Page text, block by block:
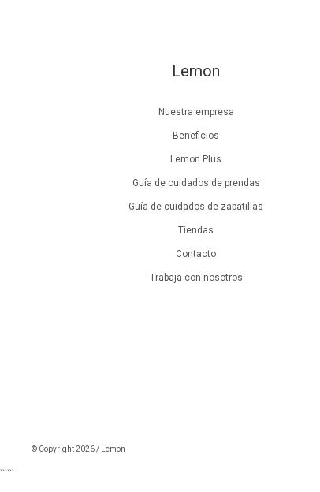
Lemon
Nuestra empresa
Beneficios
Lemon Plus
Guía de cuidados de prendas
Guía de cuidados de zapatillas
Tiendas
Contacto
Trabaja con nosotros
© Copyright 2026 / Lemon
``````